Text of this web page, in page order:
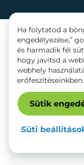
Ha folytatod a
engedélyezése,”
és harmadik fél
hogy javítsd a
webhely
erőfeszítéseinkben.
Sütik
Süti